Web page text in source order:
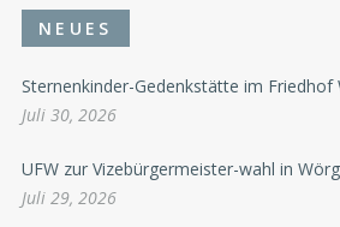
NEUES
Sternenkinder-Gedenkstätte im Friedhof
Juli 30, 2026
UFW zur Vizebürgermeister-wahl in
Juli 29, 2026